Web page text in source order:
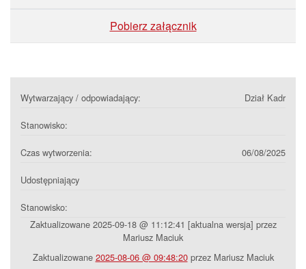
Pobierz załącznik
Wytwarzający / odpowiadający: Dział Kadr
Stanowisko:
Czas wytworzenia: 06/08/2025
Udostępniający
Stanowisko:
Zaktualizowane 2025-09-18 @ 11:12:41 [aktualna wersja] przez
Mariusz Maciuk
Zaktualizowane 2025-08-06 @ 09:48:20przez Mariusz Maciuk